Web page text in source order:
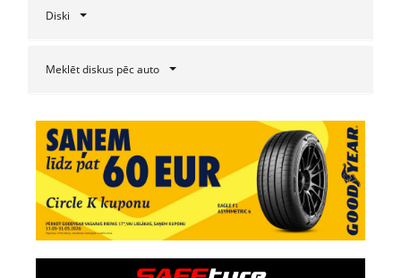
Diski
Meklēt diskus pēc auto